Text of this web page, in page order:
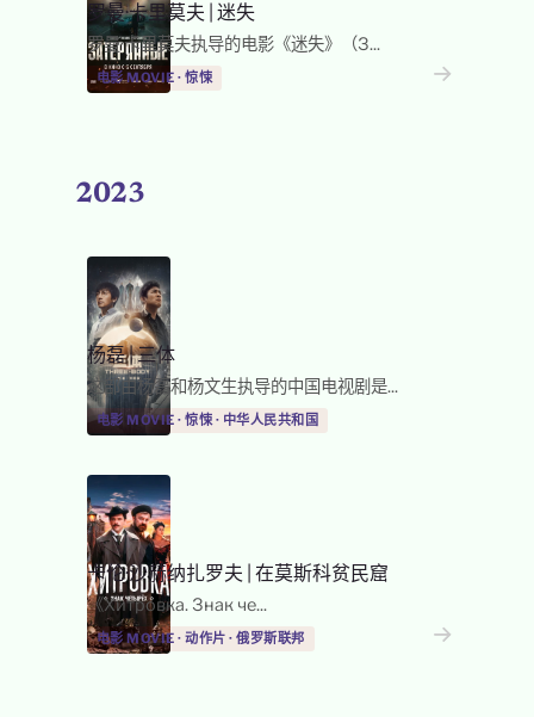
→
罗曼·卡里莫夫 迷失
罗曼·卡里莫夫执导的电影《迷失》（З...
电影 MOVIE · 惊悚 →
2023
杨磊|三体
这部由杨磊和杨文生执导的中国电视剧是...
电影 MOVIE · 惊悚 · 中华人民共和国
→
卡伦·沙赫纳扎罗夫 在莫斯科贫民窟
《Хитровка. Знак че...
电影 MOVIE · 动作片 · 俄罗斯联邦 →